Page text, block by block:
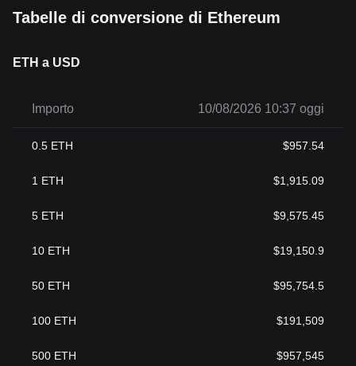
Tabelle di conversione di Ethereum
ETH a USD
Importo 10/08/2026 10:37 oggi
0.5 ETH $957.54
1 ETH $1,915.09
5 ETH $9,575.45
10 ETH $19,150.9
50 ETH $95,754.5
100 ETH $191,509
500 ETH $957,545